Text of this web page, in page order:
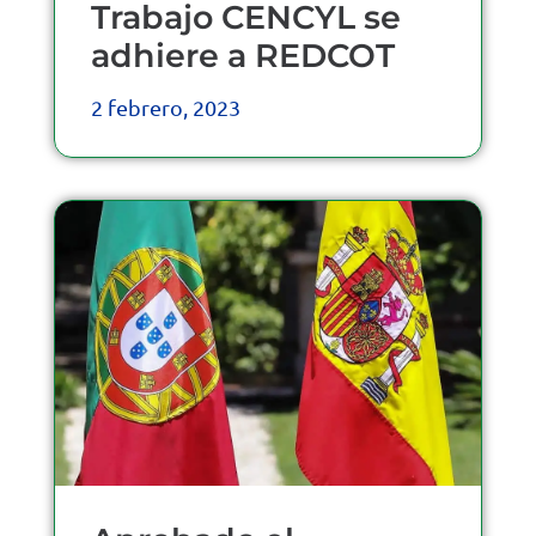
Trabajo CENCYL se
adhiere a REDCOT
2 febrero, 2023